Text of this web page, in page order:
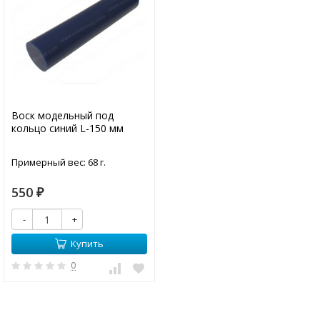
Воск модельный под
кольцо синий L-150 мм
Примерный вес: 68 г.
550 ₽
-
+
Купить
0